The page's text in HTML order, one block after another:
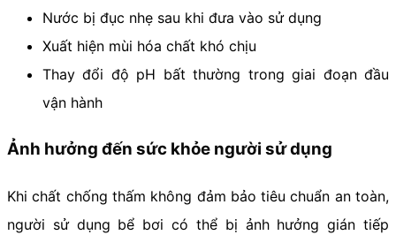
Nước bị đục nhẹ sau khi đưa vào sử dụng
Xuất hiện mùi hóa chất khó chịu
Thay đổi độ pH bất thường trong giai đoạn đầu
vận hành
Ảnh hưởng đến sức khỏe người sử dụng
Khi chất chống thấm không đảm bảo tiêu chuẩn an toàn,
người sử dụng bể bơi có thể bị ảnh hưởng gián tiếp